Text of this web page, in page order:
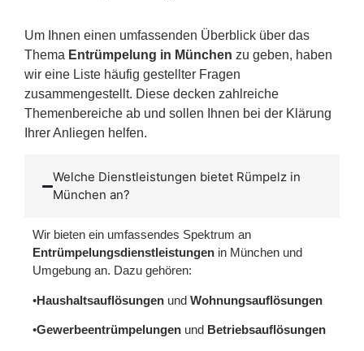
Um Ihnen einen umfassenden Überblick über das
Thema Entrümpelung in München zu geben, haben
wir eine Liste häufig gestellter Fragen
zusammengestellt. Diese decken zahlreiche
Themenbereiche ab und sollen Ihnen bei der Klärung
Ihrer Anliegen helfen.
Welche Dienstleistungen bietet Rümpelz in
München an?
Wir bieten ein umfassendes Spektrum an
Entrümpelungsdienstleistungen in München und
Umgebung an. Dazu gehören:
•Haushaltsauflösungen und Wohnungsauflösungen
•Gewerbeentrümpelungen und Betriebsauflösungen